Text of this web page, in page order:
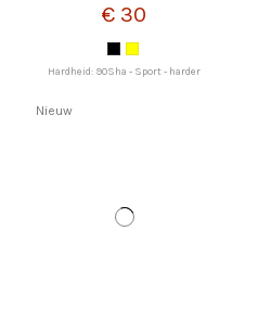
€ 30
Hardheid: 90Sha - Sport - harder
Nieuw